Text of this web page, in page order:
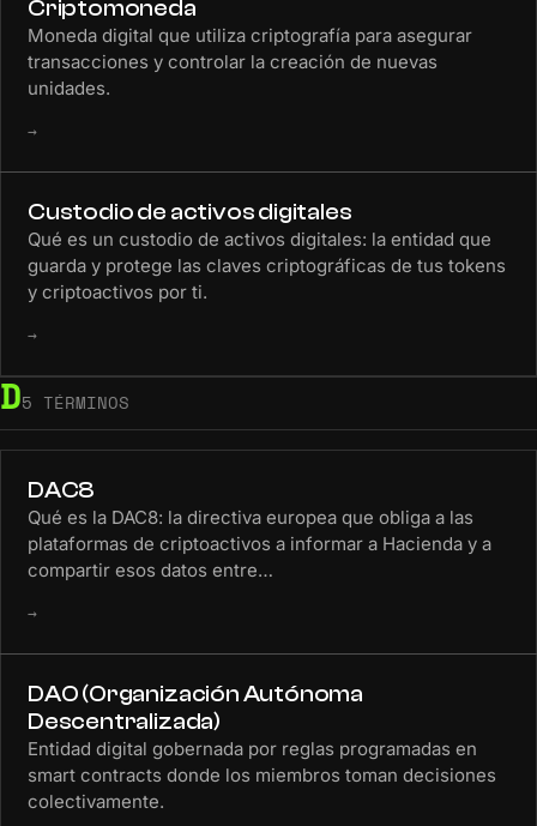
Criptomoneda
Moneda digital que utiliza criptografía para asegurar
transacciones y controlar la creación de nuevas
unidades.
→
Custodio de activos digitales
Qué es un custodio de activos digitales: la entidad que
guarda y protege las claves criptográficas de tus tokens
y criptoactivos por ti.
→
D5 TÉRMINOS
DAC8
Qué es la DAC8: la directiva europea que obliga a las
plataformas de criptoactivos a informar a Hacienda y a
compartir esos datos entre…
→
DAO (Organización Autónoma
Descentralizada)
Entidad digital gobernada por reglas programadas en
smart contracts donde los miembros toman decisiones
colectivamente.